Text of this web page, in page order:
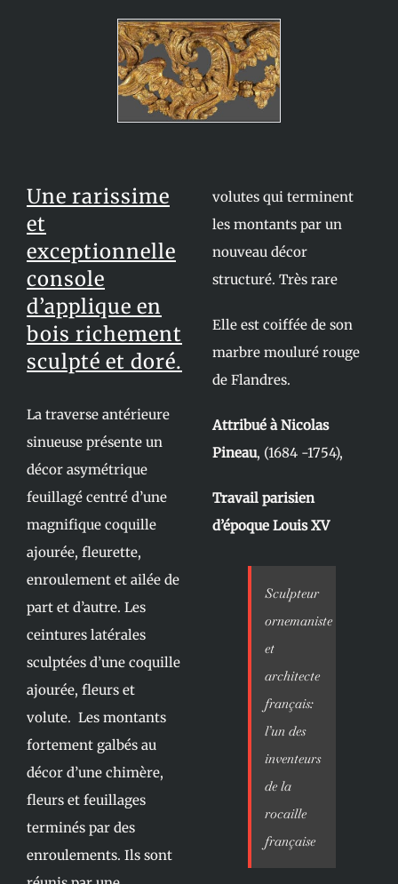
Une rarissime
et
exceptionnelle
console
d’applique en
bois richement
sculpté et doré.
La traverse antérieure
sinueuse présente un
décor asymétrique
feuillagé centré d’une
magnifique coquille
ajourée, fleurette,
enroulement et ailée de
part et d’autre. Les
ceintures latérales
sculptées d’une coquille
ajourée, fleurs et
volute. Les montants
fortement galbés au
décor d’une chimère,
fleurs et feuillages
terminés par des
enroulements. Ils sont
volutes qui terminent
les montants par un
nouveau décor
structuré. Très rare
Elle est coiffée de son
marbre mouluré rouge
de Flandres.
Attribué à Nicolas
Pineau, (1684 -1754),
Travail parisien
d’époque Louis XV
Sculpteur
ornemaniste
et
architecte
français:
l’un des
inventeurs
de la
rocaille
française